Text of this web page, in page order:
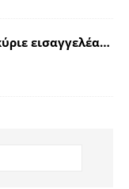
εισαγγελέα…